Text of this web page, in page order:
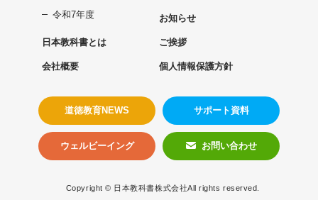
令和7年度
お知らせ
日本教科書とは
会社概要
ご挨拶
個人情報保護方針
道徳教育NEWS サポート資料
ウェルビーイング お問い合わせ
Copyright © 日本教科書株式会社All rights reserved.